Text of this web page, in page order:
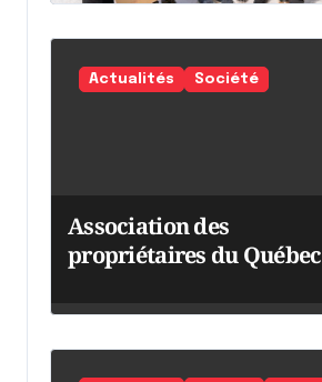
Actualités Société
Association des
propriétaires du Québec